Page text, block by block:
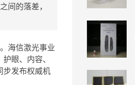
间的落差，
海信激光事业
眼、内容、
步发布权威机